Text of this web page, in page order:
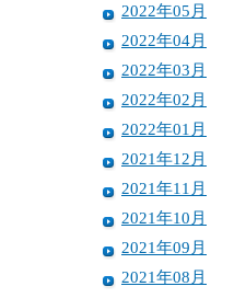
2022年05月
2022年04月
2022年03月
2022年02月
2022年01月
2021年12月
2021年11月
2021年10月
2021年09月
2021年08月